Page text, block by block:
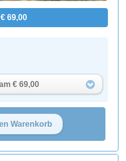
€ 69,00
€ 69,00
Warenkorb